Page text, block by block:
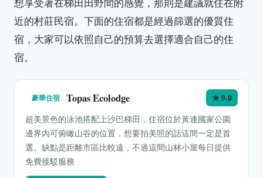
近的村莊民宿。下面的住宿都是經過篩選的優質住
宿，大家可以依照自己的預算去選擇適合自己的住
宿。
豪華住宿 Topas Ecolodge ★ 9.0
超美景色的泳池搭配上沙巴梯田，住宿位於黃連國家公園
邊界內可俯瞰山谷的位置，想要拍美照的話這間一定是首
選。缺點是距離市區比較遠，不過這間山林小屋每日提供
免費接駁服務